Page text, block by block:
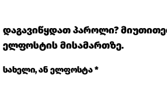
დაგავიწყდათ პაროლი?
ელფოსტის მისამართზე.
სახელი, ან ელფოსტა*სავალდებულო